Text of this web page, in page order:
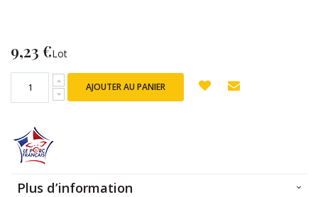
9,23 €Lot
AJOUTER AU PANIER
Plus d’information